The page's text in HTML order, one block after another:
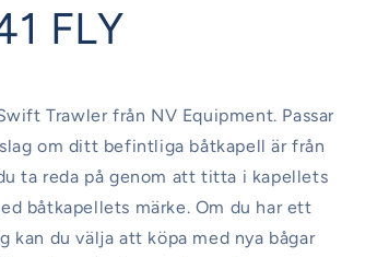
FLY
Trawler från NV Equipment. Passar
om ditt befintliga båtkapell är från
ta reda på genom att titta i kapellets
båtkapellets märke. Om du har ett
kan du välja att köpa med nya bågar